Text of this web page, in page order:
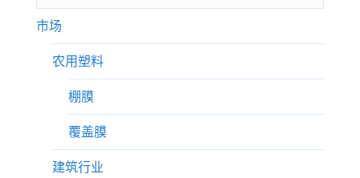
市场
农用塑料
棚膜
覆盖膜
建筑行业